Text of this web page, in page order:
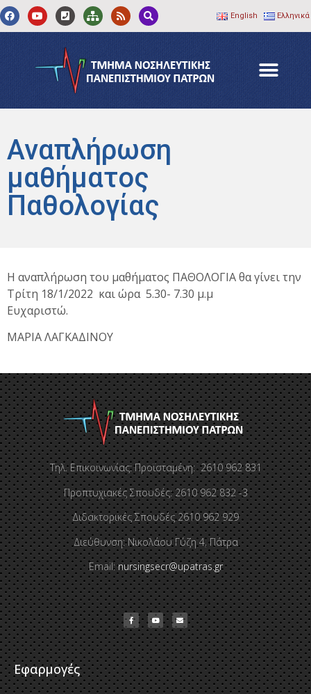
English Ελληνικά
Αναπλήρωση
μαθήματος
Παθολογίας
Η αναπλήρωση του μαθήματος ΠΑΘΟΛΟΓΙΑ θα γίνει την
Τρίτη 18/1/2022 και ώρα 5.30- 7.30 μ.μ
Ευχαριστώ.
ΜΑΡΙΑ ΛΑΓΚΑΔΙΝΟΥ
Τηλ. Επικοινωνίας: Προϊσταμένη: 2610 962 831
Προπτυχιακές Σπουδές: 2610 962 832 -3
Διδακτορικές Σπουδές 2610 962 929
Διεύθυνση: Νικολάου Γύζη 4, Πάτρα
Email:nursingsecr@upatras.gr
Εφαρμογές